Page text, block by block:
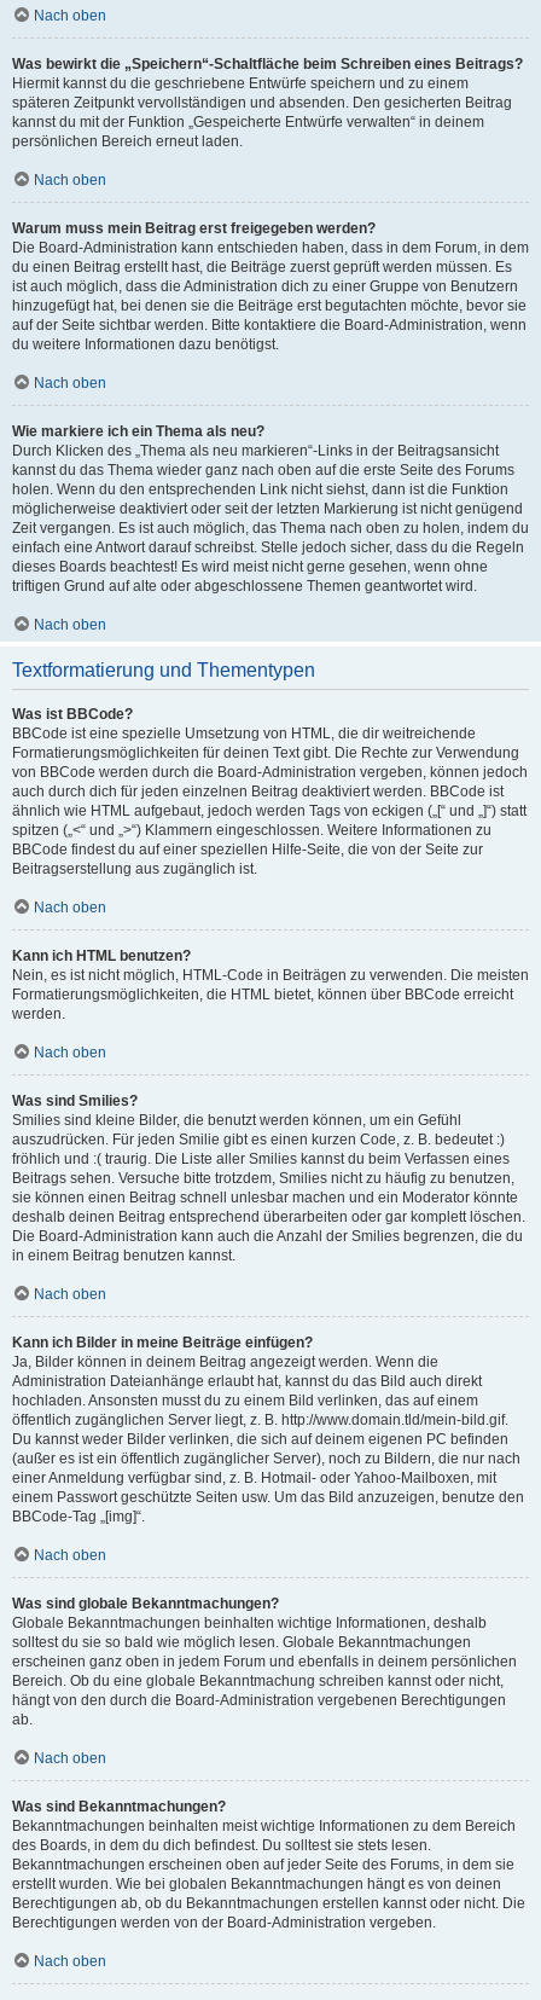
Nach oben
Was bewirkt die „Speichern“-Schaltfläche beim Schreiben eines Beitrags?
Hiermit kannst du die geschriebene Entwürfe speichern und zu einem
späteren Zeitpunkt vervollständigen und absenden. Den gesicherten Beitrag
kannst du mit der Funktion „Gespeicherte Entwürfe verwalten“ in deinem
persönlichen Bereich erneut laden.
Nach oben
Warum muss mein Beitrag erst freigegeben werden?
Die Board-Administration kann entschieden haben, dass in dem Forum, in dem
du einen Beitrag erstellt hast, die Beiträge zuerst geprüft werden müssen. Es
ist auch möglich, dass die Administration dich zu einer Gruppe von Benutzern
hinzugefügt hat, bei denen sie die Beiträge erst begutachten möchte, bevor sie
auf der Seite sichtbar werden. Bitte kontaktiere die Board-Administration, wenn
du weitere Informationen dazu benötigst.
Nach oben
Wie markiere ich ein Thema als neu?
Durch Klicken des „Thema als neu markieren“-Links in der Beitragsansicht
kannst du das Thema wieder ganz nach oben auf die erste Seite des Forums
holen. Wenn du den entsprechenden Link nicht siehst, dann ist die Funktion
möglicherweise deaktiviert oder seit der letzten Markierung ist nicht genügend
Zeit vergangen. Es ist auch möglich, das Thema nach oben zu holen, indem du
einfach eine Antwort darauf schreibst. Stelle jedoch sicher, dass du die Regeln
dieses Boards beachtest! Es wird meist nicht gerne gesehen, wenn ohne
triftigen Grund auf alte oder abgeschlossene Themen geantwortet wird.
Nach oben
Textformatierung und Thementypen
Was ist BBCode?
BBCode ist eine spezielle Umsetzung von HTML, die dir weitreichende
Formatierungsmöglichkeiten für deinen Text gibt. Die Rechte zur Verwendung
von BBCode werden durch die Board-Administration vergeben, können jedoch
auch durch dich für jeden einzelnen Beitrag deaktiviert werden. BBCode ist
ähnlich wie HTML aufgebaut, jedoch werden Tags von eckigen („[“ und „]“) statt
spitzen („<“ und „>“) Klammern eingeschlossen. Weitere Informationen zu
BBCode findest du auf einer speziellen Hilfe-Seite, die von der Seite zur
Beitragserstellung aus zugänglich ist.
Nach oben
Kann ich HTML benutzen?
Nein, es ist nicht möglich, HTML-Code in Beiträgen zu verwenden. Die meisten
Formatierungsmöglichkeiten, die HTML bietet, können über BBCode erreicht
werden.
Nach oben
Was sind Smilies?
Smilies sind kleine Bilder, die benutzt werden können, um ein Gefühl
auszudrücken. Für jeden Smilie gibt es einen kurzen Code, z. B. bedeutet :)
fröhlich und :( traurig. Die Liste aller Smilies kannst du beim Verfassen eines
Beitrags sehen. Versuche bitte trotzdem, Smilies nicht zu häufig zu benutzen,
sie können einen Beitrag schnell unlesbar machen und ein Moderator könnte
deshalb deinen Beitrag entsprechend überarbeiten oder gar komplett löschen.
Die Board-Administration kann auch die Anzahl der Smilies begrenzen, die du
in einem Beitrag benutzen kannst.
Nach oben
Kann ich Bilder in meine Beiträge einfügen?
Ja, Bilder können in deinem Beitrag angezeigt werden. Wenn die
Administration Dateianhänge erlaubt hat, kannst du das Bild auch direkt
hochladen. Ansonsten musst du zu einem Bild verlinken, das auf einem
öffentlich zugänglichen Server liegt, z. B. http://www.domain.tld/mein-bild.gif.
Du kannst weder Bilder verlinken, die sich auf deinem eigenen PC befinden
(außer es ist ein öffentlich zugänglicher Server), noch zu Bildern, die nur nach
einer Anmeldung verfügbar sind, z. B. Hotmail- oder Yahoo-Mailboxen, mit
einem Passwort geschützte Seiten usw. Um das Bild anzuzeigen, benutze den
BBCode-Tag „[img]“.
Nach oben
Was sind globale Bekanntmachungen?
Globale Bekanntmachungen beinhalten wichtige Informationen, deshalb
solltest du sie so bald wie möglich lesen. Globale Bekanntmachungen
erscheinen ganz oben in jedem Forum und ebenfalls in deinem persönlichen
Bereich. Ob du eine globale Bekanntmachung schreiben kannst oder nicht,
hängt von den durch die Board-Administration vergebenen Berechtigungen
ab.
Nach oben
Was sind Bekanntmachungen?
Bekanntmachungen beinhalten meist wichtige Informationen zu dem Bereich
des Boards, in dem du dich befindest. Du solltest sie stets lesen.
Bekanntmachungen erscheinen oben auf jeder Seite des Forums, in dem sie
erstellt wurden. Wie bei globalen Bekanntmachungen hängt es von deinen
Berechtigungen ab, ob du Bekanntmachungen erstellen kannst oder nicht. Die
Berechtigungen werden von der Board-Administration vergeben.
Nach oben